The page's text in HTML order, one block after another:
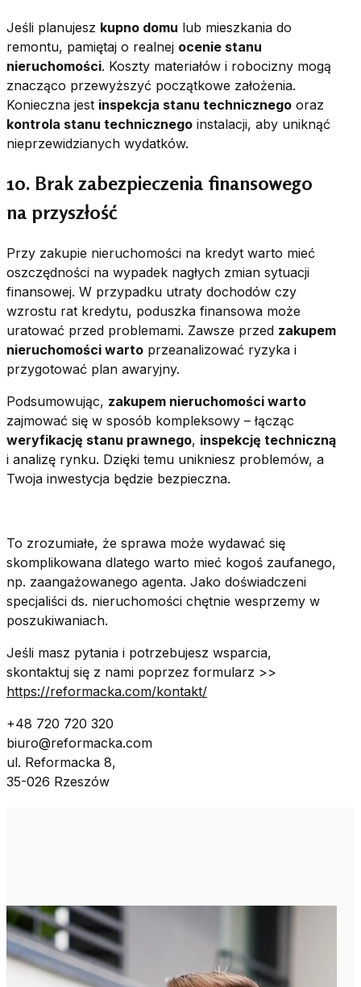
Jeśli planujesz kupno domu lub mieszkania do
remontu, pamiętaj o realnej ocenie stanu
nieruchomości. Koszty materiałów i robocizny mogą
znacząco przewyższyć początkowe założenia.
Konieczna jest inspekcja stanu technicznego oraz
kontrola stanu technicznego instalacji, aby uniknąć
nieprzewidzianych wydatków.
10. Brak zabezpieczenia finansowego
na przyszłość
Przy zakupie nieruchomości na kredyt warto mieć
oszczędności na wypadek nagłych zmian sytuacji
finansowej. W przypadku utraty dochodów czy
wzrostu rat kredytu, poduszka finansowa może
uratować przed problemami. Zawsze przed zakupem
nieruchomości warto przeanalizować ryzyka i
przygotować plan awaryjny.
Podsumowując, zakupem nieruchomości warto
zajmować się w sposób kompleksowy – łącząc
weryfikację stanu prawnego, inspekcję techniczną
i analizę rynku. Dzięki temu unikniesz problemów, a
Twoja inwestycja będzie bezpieczna.
To zrozumiałe, że sprawa może wydawać się
skomplikowana dlatego warto mieć kogoś zaufanego,
np. zaangażowanego agenta. Jako doświadczeni
specjaliści ds. nieruchomości chętnie wesprzemy w
poszukiwaniach.
Jeśli masz pytania i potrzebujesz wsparcia,
skontaktuj się z nami poprzez formularz >>
https://reformacka.com/kontakt/
+48 720 720 320
biuro@reformacka.com
ul. Reformacka 8,
35-026 Rzeszów